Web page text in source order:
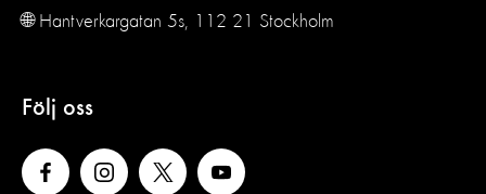
🌐 Hantverkargatan 5s, 112 21 Stockholm
Följ oss